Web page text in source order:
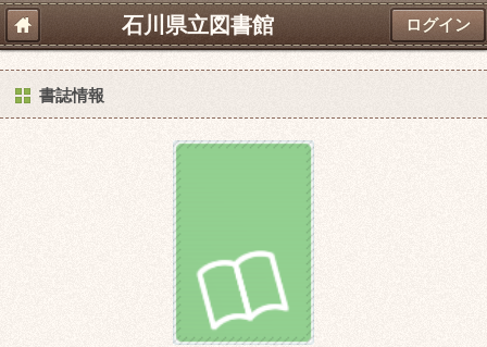
石川県立図書館 ログイン
書誌情報